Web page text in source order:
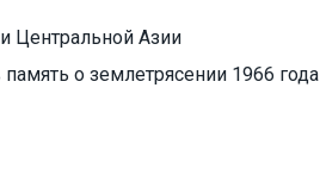
Центральной Азии
о землетрясении 1966 года